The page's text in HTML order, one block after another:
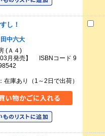
し！
田中六大
(Ａ４)
03月発売】 ISBNコード 9
在庫あり（1～2日で出荷）